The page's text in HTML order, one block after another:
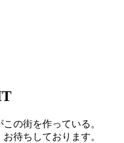
の街を作っている。
待ちしております。